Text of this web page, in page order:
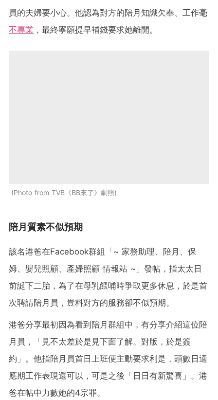
員的夫婦要小心。他認為對方的陪月知識欠奉、工作毫
不專業 ，最終寧願提早補錢要求她離開。
Photo from TVB《BB來了》劇照
陪月質素不似預期
該名港爸在Facebook群組「~ 家務助理、陪月、保
姆、嬰兒照顧、產婦照顧 情報站 ~」發帖，指太太日
前誕下二胎，為了在母乳餵哺時爭取更多休息，於是首
次聘請陪月員，豈料對方的服務卻不似預期。
港爸分享最初因為看到陪月群組中，有分享介紹這位陪
月員，「見不太差於是見下面了解。對版，於是簽
約」。他指陪月員首日上班便主動要求利是，頭數日適
應期工作表現還可以，可是之後「日日有新驚喜」。港
爸在帖中力數她的4宗罪。